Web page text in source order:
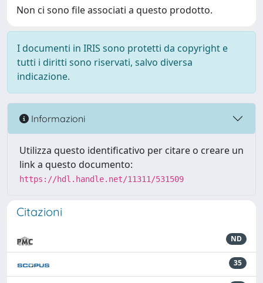
Non ci sono file associati a questo prodotto.
I documenti in IRIS sono protetti da copyright e
tutti i diritti sono riservati, salvo diversa
indicazione.
Informazioni
Utilizza questo identificativo per citare o creare un
link a questo documento:
https://hdl.handle.net/11311/531509
Citazioni
ND
35